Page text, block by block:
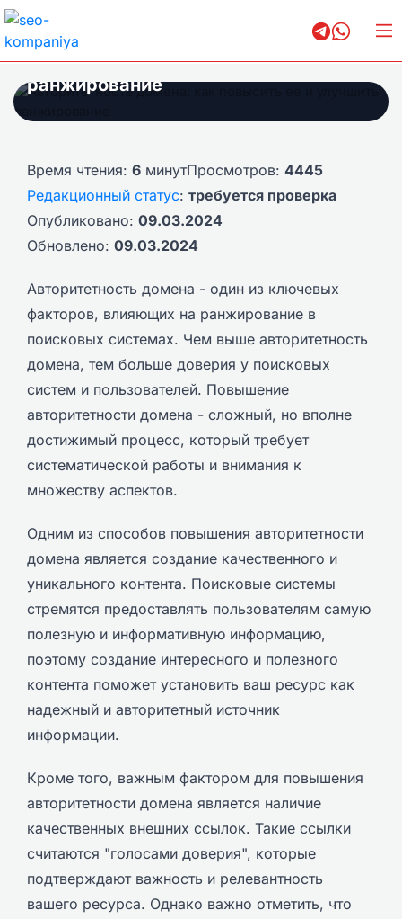
Авторитетность домена: как
повысить ее и улучшить
ранжирование
Время чтения: 6 минутПросмотров: 4445
Редакционный статус: требуется проверка
Опубликовано: 09.03.2024
Обновлено: 09.03.2024
Авторитетность домена - один из ключевых
факторов, влияющих на ранжирование в
поисковых системах. Чем выше авторитетность
домена, тем больше доверия у поисковых
систем и пользователей. Повышение
авторитетности домена - сложный, но вполне
достижимый процесс, который требует
систематической работы и внимания к
множеству аспектов.
Одним из способов повышения авторитетности
домена является создание качественного и
уникального контента. Поисковые системы
стремятся предоставлять пользователям самую
полезную и информативную информацию,
поэтому создание интересного и полезного
контента поможет установить ваш ресурс как
надежный и авторитетный источник
информации.
Кроме того, важным фактором для повышения
авторитетности домена является наличие
качественных внешних ссылок. Такие ссылки
считаются "голосами доверия", которые
подтверждают важность и релевантность
вашего ресурса. Однако важно отметить, что